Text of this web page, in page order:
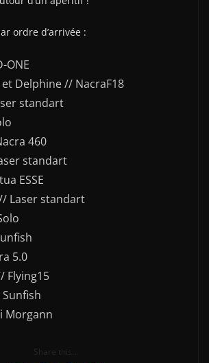
ordre d’arrivée :
ONE
Delphine // NacraF18
standart
460
standart
ESSE
Laser standart
5.0
Flying15
Morgann
Share this...